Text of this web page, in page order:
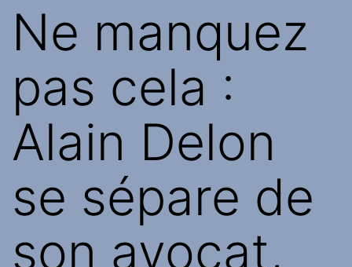
Ne manquez
pas cela :
Alain Delon
se sépare de
son avocat,